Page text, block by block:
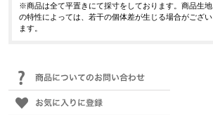
※商品は全て平置きにて採寸をしております。商品生地
の特性によっては、若干の個体差が生じる場合がござい
ます。